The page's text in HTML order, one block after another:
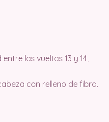
las vueltas 13 y 14,
con relleno de fibra.